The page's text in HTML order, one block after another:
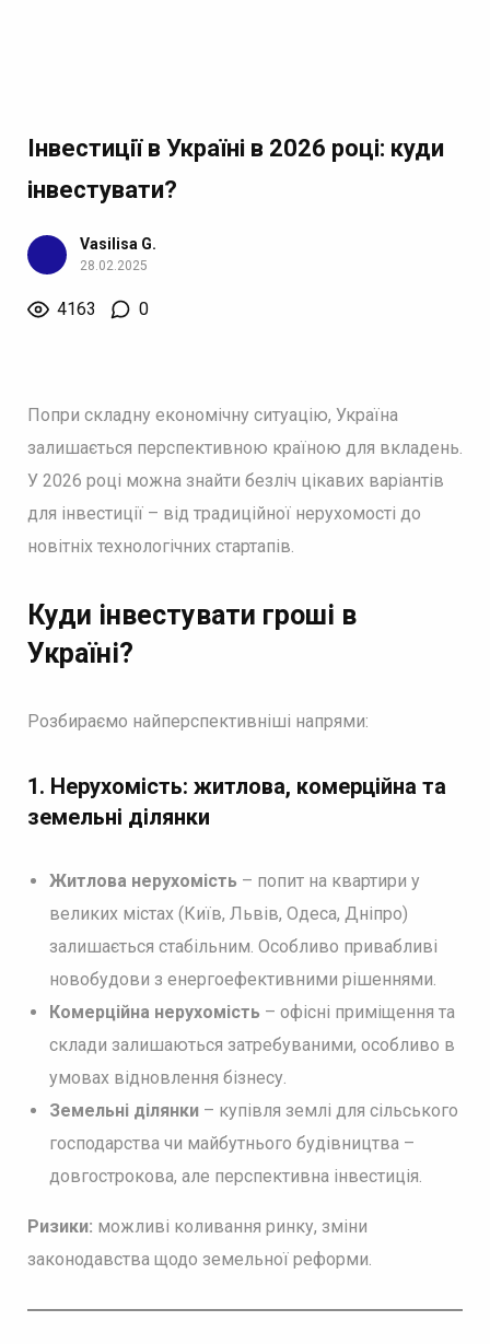
Інвестиції в Україні в 2026 році: куди
інвестувати?
Vasilisa G.
28.02.2025
4163 0
Попри складну економічну ситуацію, Україна
залишається перспективною країною для вкладень.
У 2026 році можна знайти безліч цікавих варіантів
для інвестиції – від традиційної нерухомості до
новітніх технологічних стартапів.
Куди інвестувати гроші в
Україні?
Розбираємо найперспективніші напрями:
1. Нерухомість: житлова, комерційна та
земельні ділянки
Житлова нерухомість – попит на квартири у
великих містах (Київ, Львів, Одеса, Дніпро)
залишається стабільним. Особливо привабливі
новобудови з енергоефективними рішеннями.
Комерційна нерухомість – офісні приміщення та
склади залишаються затребуваними, особливо в
умовах відновлення бізнесу.
Земельні ділянки– купівля землі для сільського
господарства чи майбутнього будівництва –
довгострокова, але перспективна інвестиція.
Ризики: можливі коливання ринку, зміни
законодавства щодо земельної реформи.